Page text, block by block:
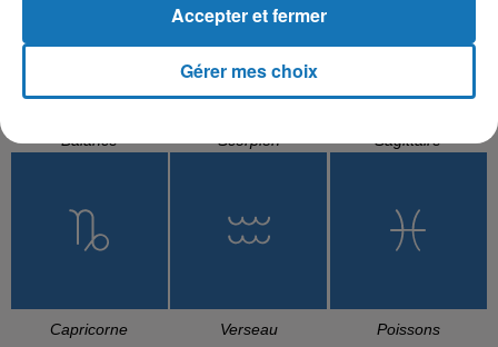
Balance Scorpion Sagittaire
Capricorne Verseau Poissons
Gérer mes choix
Accepter et fermer